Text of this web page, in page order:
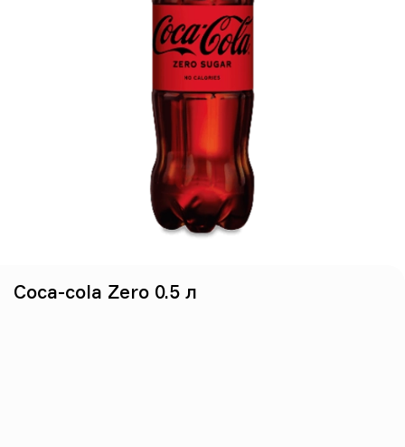
Coca-cola Zero 0.5 л
Ніжна з креветками
495г
Тісто, вершковий соус, сир
моцарела, креветки, мікрогрін,
боби едамаме, лимонний сік,
крем-сир, кукурудзяне борошно
399 грн